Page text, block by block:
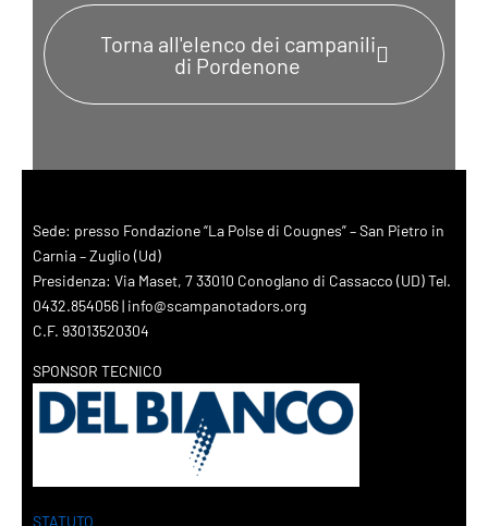
Torna all'elenco dei campanili
di Pordenone
Sede: presso Fondazione “La Polse di Cougnes” – San Pietro in
Carnia – Zuglio (Ud)
Presidenza: Via Maset, 7 33010 Conoglano di Cassacco (UD) Tel.
0432.854056 | info@scampanotadors.org
C.F. 93013520304
SPONSOR TECNICO
STATUTO